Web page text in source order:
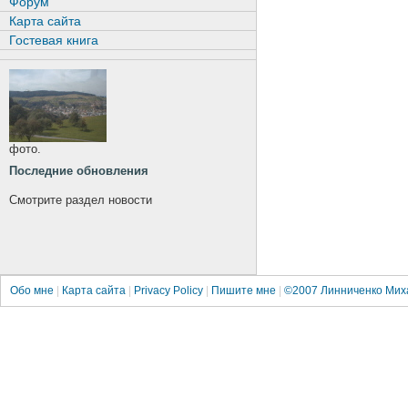
Карта сайта
Гостевая книга
фото.
Последние обновления
Смотрите раздел новости
Обо мне Карта сайта Privacy Policy Пишите мне ©2007 Линниченко